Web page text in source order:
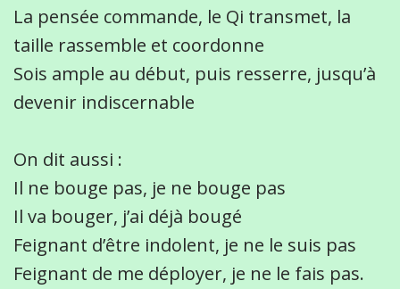
La pensée commande, le Qi transmet, la
taille rassemble et coordonne
Sois ample au début, puis resserre, jusqu’à
devenir indiscernable
On dit aussi :
Il ne bouge pas, je ne bouge pas
Il va bouger, j’ai déjà bougé
Feignant d’être indolent, je ne le suis pas
Feignant de me déployer, je ne le fais pas.